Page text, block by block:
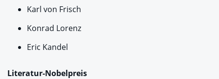
Karl von Frisch
Konrad Lorenz
Eric Kandel
Literatur-Nobelpreis